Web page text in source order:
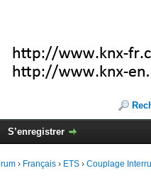
S’enregistrer
› Français › ETS › Couplage